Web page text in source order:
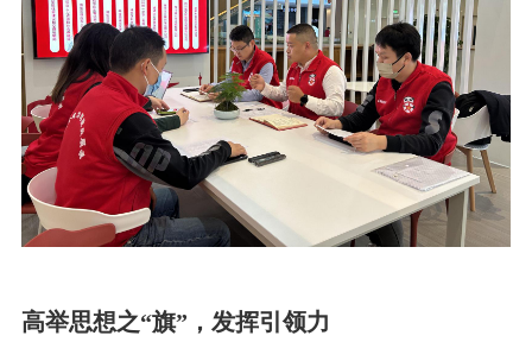
高举思想之“旗”，发挥引领力